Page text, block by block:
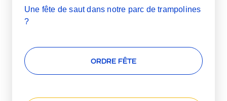
Une fête de saut dans notre parc de trampolines
?
ORDRE FÊTE